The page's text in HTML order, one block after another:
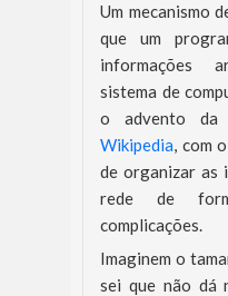
Um mecanismo
que um
informações
sistema de
o advento da
Wikipedia, com
de organizar as
rede de
complicações.
Imaginem o
sei que não dá